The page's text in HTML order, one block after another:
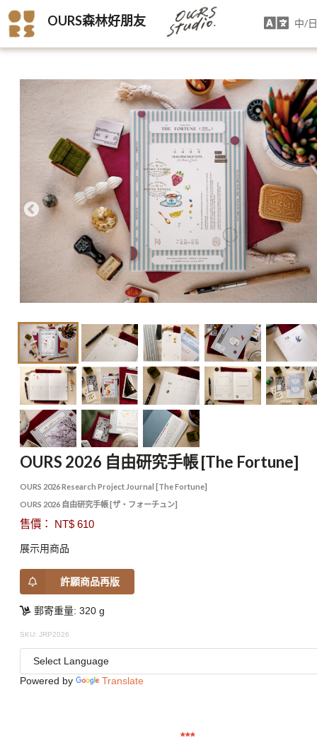
OURS森林好朋友 中/
OURS 2026 自由研究手帳 [The Fortune]
OURS 2026 Research Project Journal [The Fortune]
OURS 2026 自由研究手帳 [ザ・フォーチュン]
售價： NT$ 610
展示用商品
許願商品再版
郵寄重量: 320 g
SKU: JRP2026
Powered by Translate
***